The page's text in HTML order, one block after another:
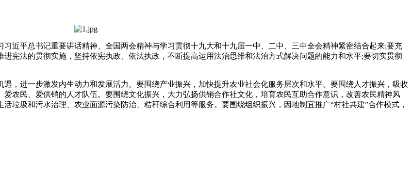
近平总书记重要讲话精神、全国两会精神与学习贯彻十九大和十九届一中、二中、三中全会精神紧密结合起来;要充
宪法的贯彻实施，坚持依宪执政、依法执政，不断提高运用法治思维和法治方式解决问题的能力和水平;要切实贯彻
进一步激发内生动力和发展活力。要围绕产业振兴，加快提升农业社会化服务层次和水平。要围绕人才振兴，吸收
农民、爱供销的人才队伍。要围绕文化振兴，大力弘扬供销合作社文化，培育农民互助合作意识，改善农民精神风
垃圾和污水治理、农业面源污染防治、秸秆综合利用等服务。要围绕组织振兴，因地制宜推广“村社共建”合作模式，